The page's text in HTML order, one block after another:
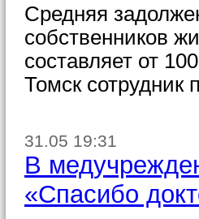
Средняя
собственников
составляет от
Томск сотрудник
31.05 19:31
В
«Спасибо